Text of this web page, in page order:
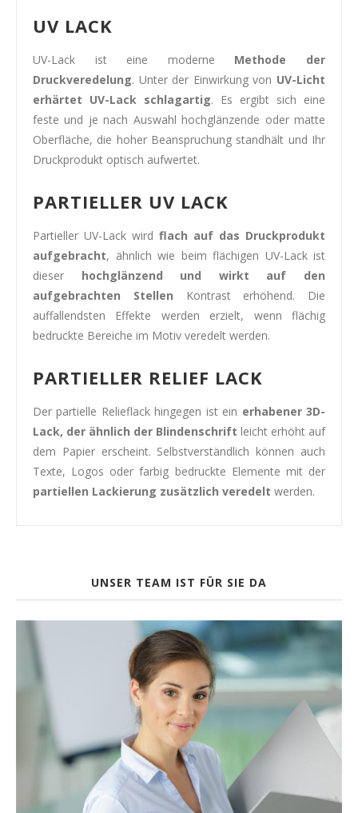
UV LACK
UV-Lack ist eine moderne Methode der
Druckveredelung. Unter der Einwirkung von UV-Licht
erhärtet UV-Lack schlagartig. Es ergibt sich eine
feste und je nach Auswahl hochglänzende oder matte
Oberfläche, die hoher Beanspruchung standhält und Ihr
Druckprodukt optisch aufwertet.
PARTIELLER UV LACK
Partieller UV-Lack wird flach auf das Druckprodukt
aufgebracht, ähnlich wie beim flächigen UV-Lack ist
dieser hochglänzend und wirkt auf den
aufgebrachten Stellen Kontrast erhöhend. Die
auffallendsten Effekte werden erzielt, wenn flächig
bedruckte Bereiche im Motiv veredelt werden.
PARTIELLER RELIEF LACK
Der partielle Relieflack hingegen ist ein erhabener 3D-
Lack, der ähnlich der Blindenschrift leicht erhöht auf
dem Papier erscheint. Selbstverständlich können auch
Texte, Logos oder farbig bedruckte Elemente mit der
partiellen Lackierung zusätzlich veredelt werden.
UNSER TEAM IST FÜR SIE DA